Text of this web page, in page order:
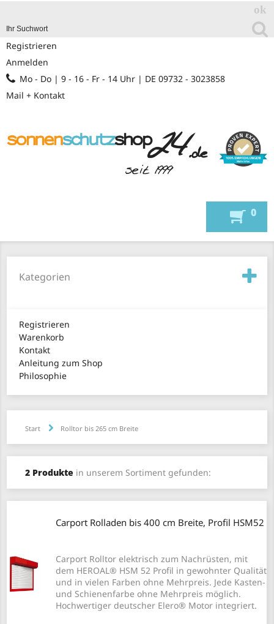
Registrieren
Anmelden
Mo - Do | 9 - 16 - Fr - 14 Uhr | DE 09732 - 3023858
Mail + Kontakt
0
Kategorien
Registrieren
Warenkorb
Kontakt
Anleitung zum Shop
Philosophie
Start Rolltor bis 265 cm Breite
2 Produkte in unserem Sortiment gefunden:
Carport Rolladen bis 400 cm Breite, Profil HSM52
Carport Rolltor elektrisch zum Nachrüsten, mit
dem HEROAL® HSM 52 Profil in gewohnter Qualität
und in vielen Farben ohne Mehrpreis. Jede Kasten-
und Schienenfarbe ohne Mehrpreis möglich.
Hochwertiger deutscher Elero® Motor integriert.